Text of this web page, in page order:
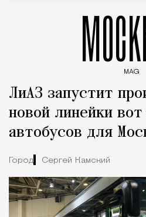
MAG
ЛиАЗ запустит
новой линейки
автобусов для
Город Сергей Камский